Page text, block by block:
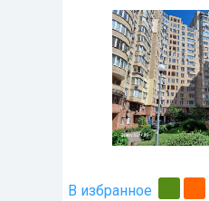
В избранное